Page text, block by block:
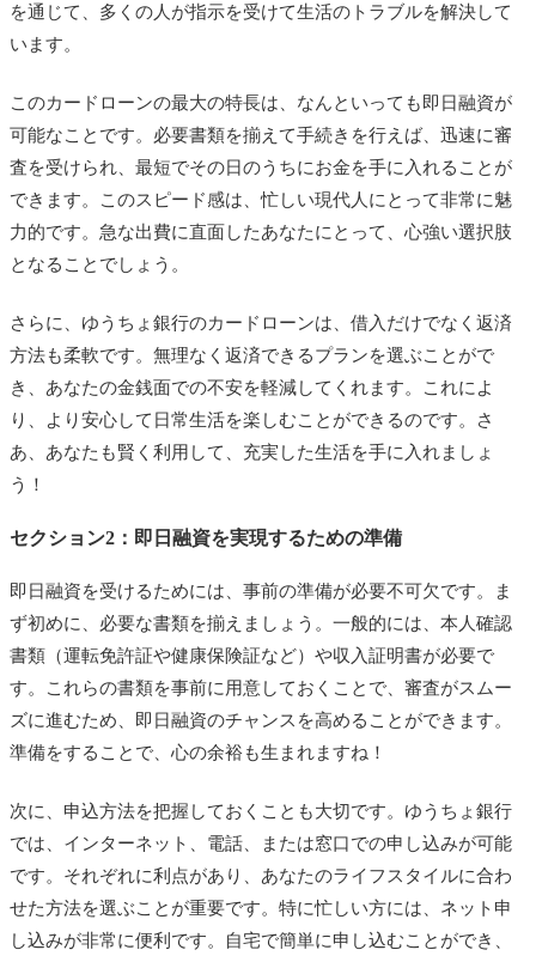
を通じて、多くの人が指示を受けて生活のトラブルを解決して
います。
このカードローンの最大の特長は、なんといっても即日融資が
可能なことです。必要書類を揃えて手続きを行えば、迅速に審
査を受けられ、最短でその日のうちにお金を手に入れることが
できます。このスピード感は、忙しい現代人にとって非常に魅
力的です。急な出費に直面したあなたにとって、心強い選択肢
となることでしょう。
さらに、ゆうちょ銀行のカードローンは、借入だけでなく返済
方法も柔軟です。無理なく返済できるプランを選ぶことがで
き、あなたの金銭面での不安を軽減してくれます。これによ
り、より安心して日常生活を楽しむことができるのです。さ
あ、あなたも賢く利用して、充実した生活を手に入れましょ
う！
セクション2：即日融資を実現するための準備
即日融資を受けるためには、事前の準備が必要不可欠です。ま
ず初めに、必要な書類を揃えましょう。一般的には、本人確認
書類（運転免許証や健康保険証など）や収入証明書が必要で
す。これらの書類を事前に用意しておくことで、審査がスムー
ズに進むため、即日融資のチャンスを高めることができます。
準備をすることで、心の余裕も生まれますね！
次に、申込方法を把握しておくことも大切です。ゆうちょ銀行
では、インターネット、電話、または窓口での申し込みが可能
です。それぞれに利点があり、あなたのライフスタイルに合わ
せた方法を選ぶことが重要です。特に忙しい方には、ネット申
し込みが非常に便利です。自宅で簡単に申し込むことができ、